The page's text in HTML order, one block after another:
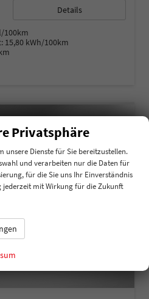
Details
100km
15,80 kWh/100km
Privatsphäre
unsere Dienste für Sie bereitzustellen.
und verarbeiten nur die Daten für
für die Sie uns Ihr Einverständnis
jederzeit mit Wirkung für die Zukunft